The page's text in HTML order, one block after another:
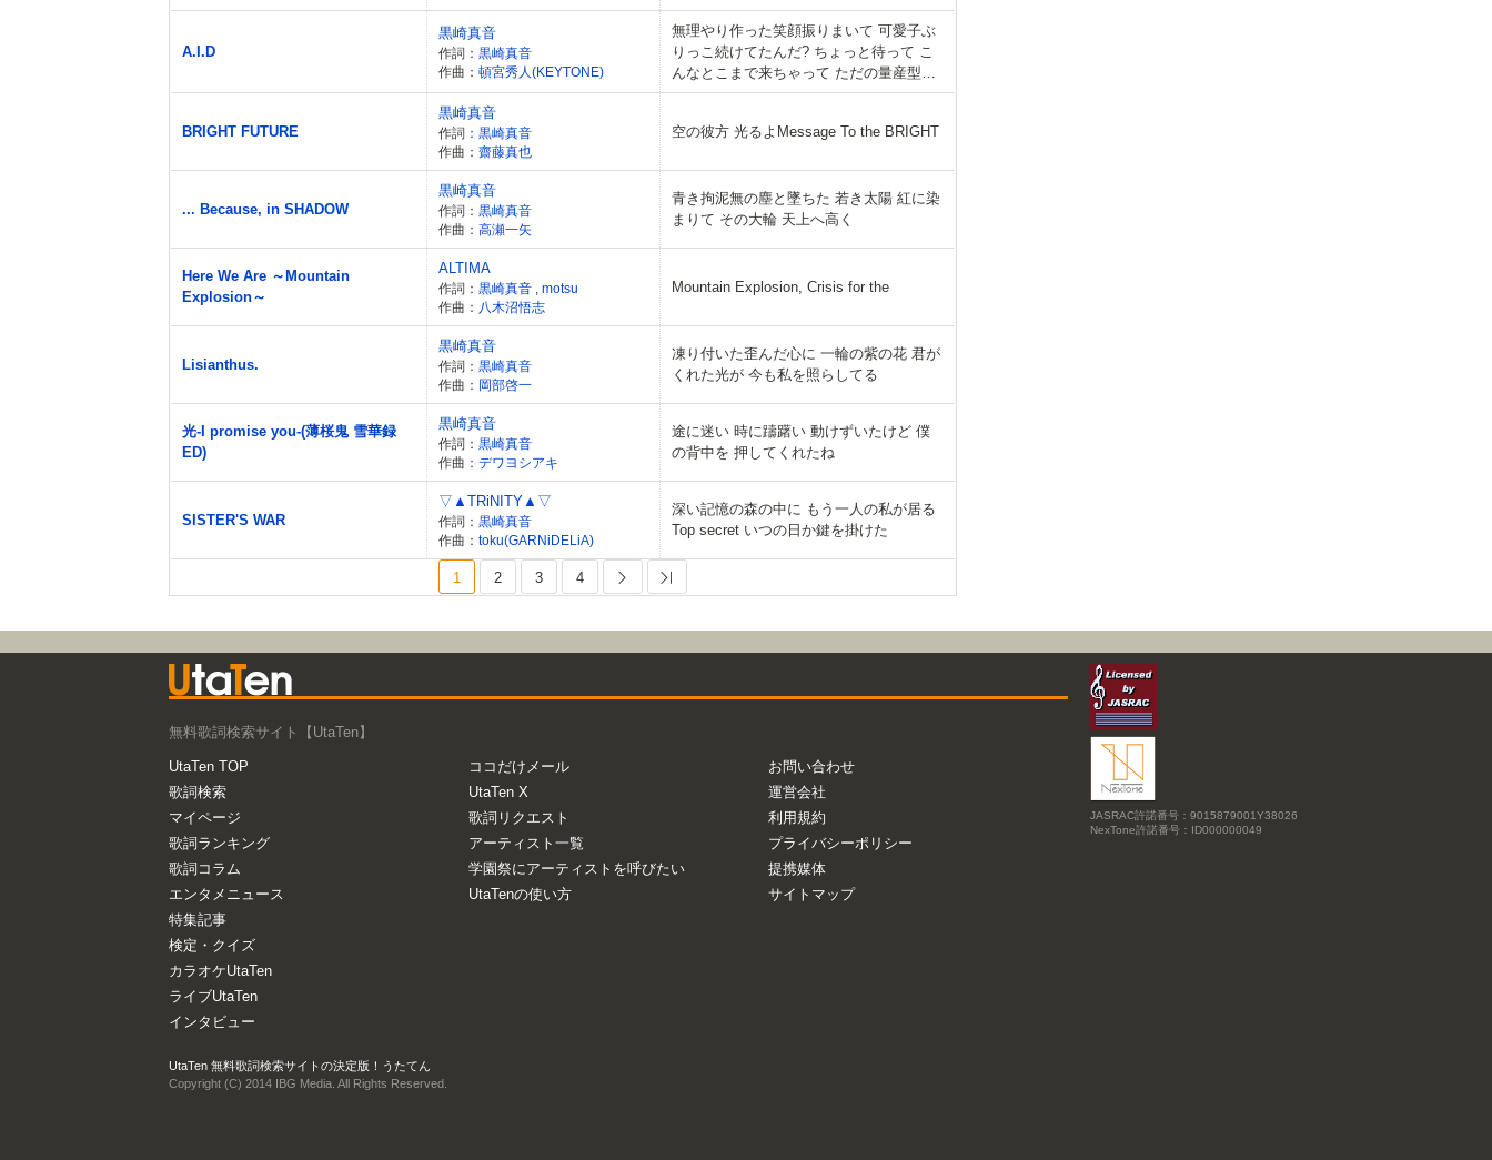
A.I.D
黒崎真音
作詞： 黒崎真音
作曲： 頓宮秀人(KEYTONE)
無理やり作った笑顔振りまいて 可愛子ぶ
りっこ続けてたんだ? ちょっと待って こ
んなとこまで来ちゃって ただの量産型だ
ったなんてさ!
BRIGHT FUTURE
黒崎真音
作詞： 黒崎真音
作曲： 齋藤真也
空の彼方 光るよMessage To the BRIGHT
... Because, in SHADOW
黒崎真音
作詞： 黒崎真音
作曲： 高瀬一矢
青き拘泥無の塵と墜ちた 若き太陽 紅に染
まりて その大輪 天上へ高く
Here We Are ～Mountain
Explosion～
ALTIMA
作詞： 黒崎真音
motsu
作曲： 八木沼悟志
Mountain Explosion, Crisis for the
Lisianthus.
黒崎真音
作詞： 黒崎真音
作曲： 岡部啓一
凍り付いた歪んだ心に 一輪の紫の花 君が
くれた光が 今も私を照らしてる
光-I promise you-(薄桜鬼 雪華録
ED)
黒崎真音
作詞： 黒崎真音
作曲： デワヨシアキ
途に迷い 時に躊躇い 動けずいたけど 僕
の背中を 押してくれたね
SISTER'S WAR
▽▲TRiNITY▲▽
作詞： 黒崎真音
作曲： toku(GARNiDELiA)
深い記憶の森の中に もう一人の私が居る
Top secret いつの日か鍵を掛けた
1 2 3 4 Next
無料歌詞検索サイト【UtaTen】
UtaTen TOP
歌詞検索
マイページ
歌詞ランキング
歌詞コラム
エンタメニュース
特集記事
検定・クイズ
カラオケUtaTen
ライブUtaTen
インタビュー
ココだけメール
UtaTen X
歌詞リクエスト
アーティスト一覧
学園祭にアーティストを呼びたい
UtaTenの使い方
お問い合わせ
運営会社
利用規約
プライバシーポリシー
提携媒体
サイトマップ
UtaTen 無料歌詞検索サイトの決定版！うたてん
Copyright (C) 2014 IBG Media. All Rights Reserved.
JASRAC許諾番号：9015879001Y38026
NexTone許諾番号：ID000000049